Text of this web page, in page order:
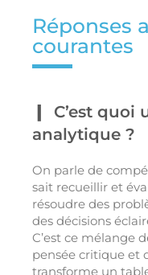
Réponses
courantes
C’est quoi
analytique ?
On parle de
sait recueillir et
résoudre des
des décisions
C’est ce mélange
pensée critique et
transforme un